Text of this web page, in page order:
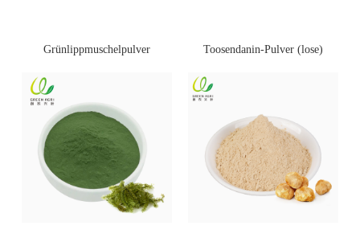
Grünlippmuschelpulver Toosendanin-Pulver (lose)